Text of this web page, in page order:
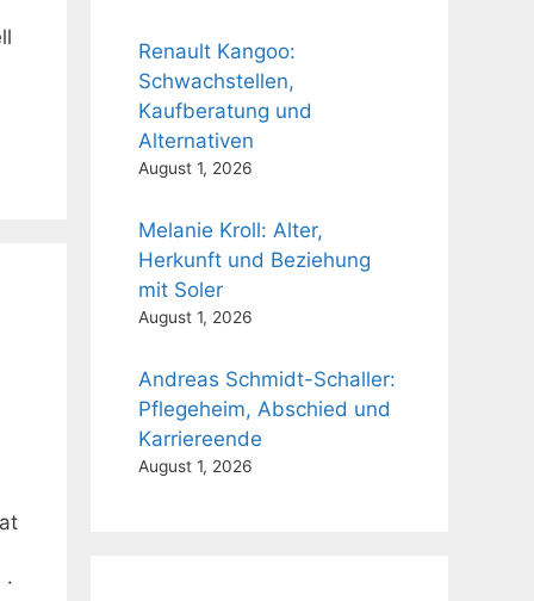
Renault Kangoo:
Schwachstellen,
Kaufberatung und
Alternativen
August 1, 2026
Melanie Kroll: Alter,
Herkunft und Beziehung
mit Soler
August 1, 2026
Andreas Schmidt-Schaller:
Pflegeheim, Abschied und
Karriereende
August 1, 2026